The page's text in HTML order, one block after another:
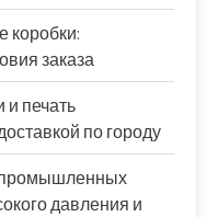
коробки:
заказа
и печать
по городу
промышленных
давления и